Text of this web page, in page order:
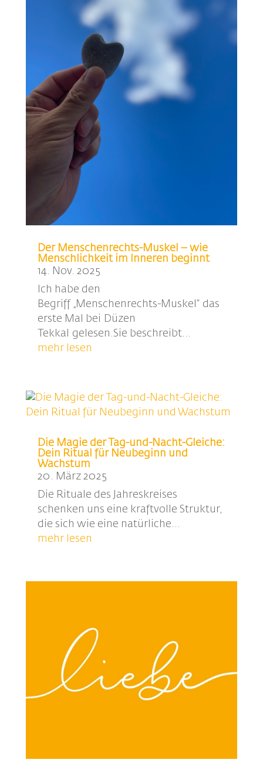
Der Menschenrechts-Muskel – wie
Menschlichkeit im Inneren beginnt
14. Nov. 2025
Ich habe den
Begriff „Menschenrechts-Muskel“ das
erste Mal bei Düzen
Tekkal gelesen.Sie beschreibt...
mehr lesen
Die Magie der Tag-und-Nacht-Gleiche:
Dein Ritual für Neubeginn und
Wachstum
20. März 2025
Die Rituale des Jahreskreises
schenken uns eine kraftvolle Struktur,
die sich wie eine natürliche...
mehr lesen